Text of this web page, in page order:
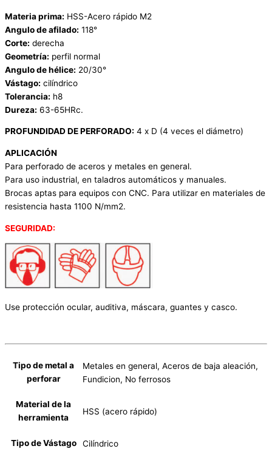
Materia prima: HSS-Acero rápido M2
Angulo de afilado: 118°
Corte: derecha
Geometría: perfil normal
Angulo de hélice: 20/30°
Vástago: cilíndrico
Tolerancia: h8
Dureza: 63-65HRc.
PROFUNDIDAD DE PERFORADO: 4 x D (4 veces el diámetro)
APLICACIÓN
Para perforado de aceros y metales en general.
Para uso industrial, en taladros automáticos y manuales.
Brocas aptas para equipos con CNC. Para utilizar en materiales de
resistencia hasta 1100 N/mm2.
SEGURIDAD:
Use protección ocular, auditiva, máscara, guantes y casco.
Tipo de metal a
perforar
Metales en general, Aceros de baja aleación,
Fundicion, No ferrosos
Material de la
herramienta
HSS (acero rápido)
Tipo de Vástago Cilíndrico